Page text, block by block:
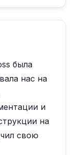
была
нас на
и
на
свою